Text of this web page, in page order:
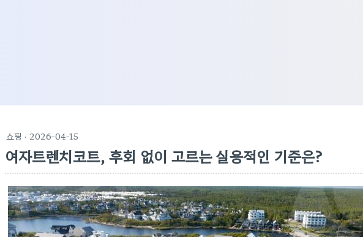
쇼핑 · 2026-04-15
여자트렌치코트, 후회 없이 고르는 실용적인 기준은?